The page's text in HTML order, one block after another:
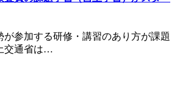
が参加する研修・講習のあり方が課題
交通省は…